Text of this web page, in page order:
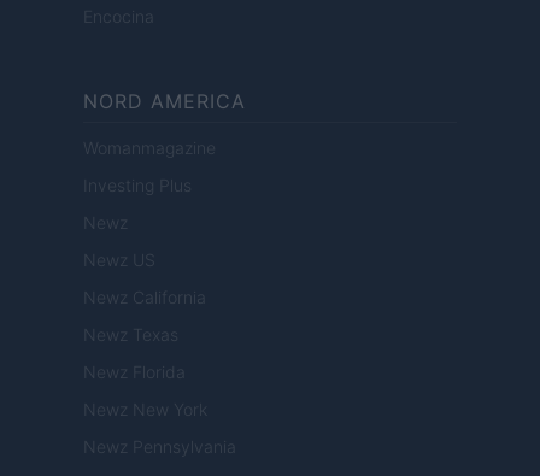
Encocina
NORD AMERICA
Womanmagazine
Investing Plus
Newz
Newz US
Newz California
Newz Texas
Newz Florida
Newz New York
Newz Pennsylvania